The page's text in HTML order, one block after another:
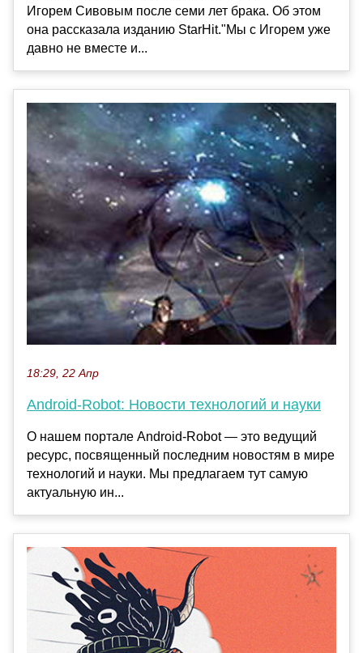
Игорем Сивовым после семи лет брака. Об этом
она рассказала изданию StarHit."Мы с Игорем уже
давно не вместе и...
18:29, 22 Апр
Android-Robot: Новости технологий и науки
О нашем портале Android-Robot — это ведущий
ресурс, посвященный последним новостям в мире
технологий и науки. Мы предлагаем тут самую
актуальную ин...